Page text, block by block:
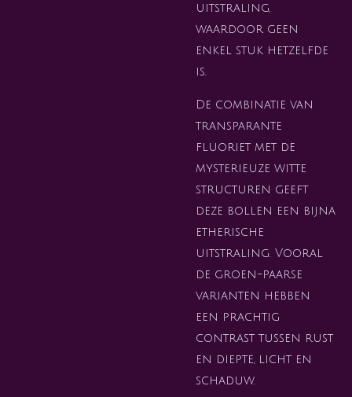
uitstraling,
waardoor geen
enkel stuk hetzelfde
is.
De combinatie van
transparante
fluoriet met de
mysterieuze witte
structuren geeft
deze bollen een bijna
etherische
uitstraling. Vooral
de groen-paarse
varianten hebben
een prachtig
contrast tussen rust
en diepte, licht en
schaduw.